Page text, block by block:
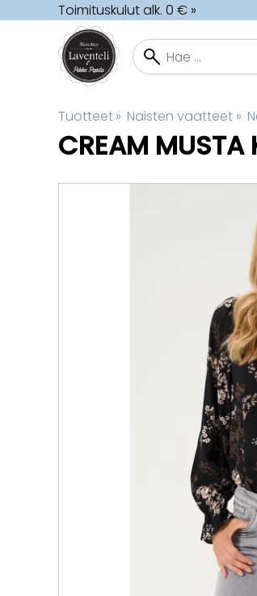
Toimituskulut alk. 0 € »
Tuotteet‪» Naisten vaatteet ‪»
CREAM MUSTA